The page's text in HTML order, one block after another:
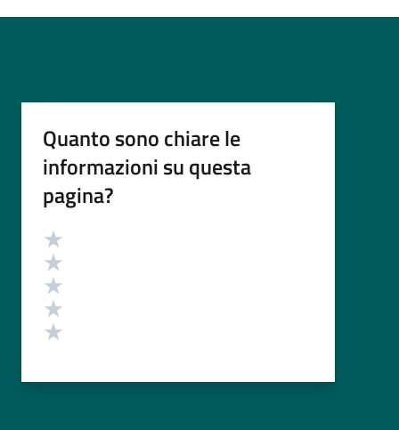
Quanto sono chiare le
informazioni su questa
pagina?
Valutazione